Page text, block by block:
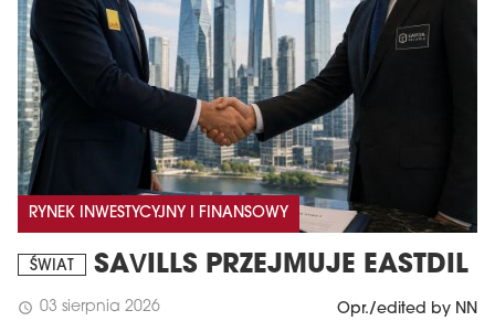
RYNEK INWESTYCYJNY I FINANSOWY
ŚWIAT SAVILLS PRZEJMUJE EASTDIL
schedule 03 sierpnia 2026 Opr./edited by NN